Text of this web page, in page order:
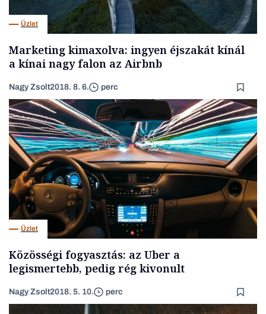
Üzlet
Marketing kimaxolva: ingyen éjszakát kínál
a kínai nagy falon az Airbnb
Nagy Zsolt2018. 8. 6. perc
Üzlet
Közösségi fogyasztás: az Uber a
legismertebb, pedig rég kivonult
Nagy Zsolt2018. 5. 10. perc